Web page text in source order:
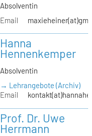
Absolventin
Email
Hanna
Hennenkemper
Absolventin
→ Lehrangebote (Archiv)
Email
Prof. Dr. Uwe
Herrmann